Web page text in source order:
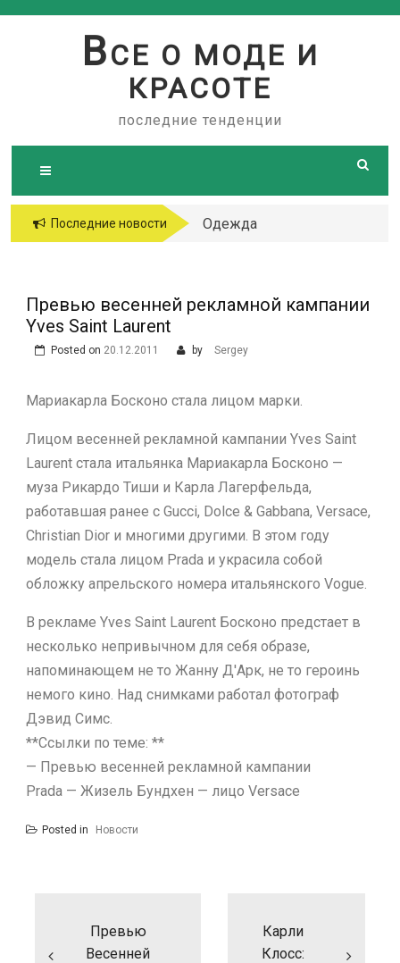
ВСЕ О МОДЕ И
КРАСОТЕ
последние тенденции
Последние новости
Одежда
Превью весенней рекламной кампании
Yves Saint Laurent
Posted on 20.12.2011 by Sergey
Мариакарла Босконо стала лицом марки.
Лицом весенней рекламной кампании Yves Saint
Laurent стала итальянка Мариакарла Босконо —
муза Рикардо Тиши и Карла Лагерфельда,
работавшая ранее с Gucci, Dolce & Gabbana, Versace,
Christian Dior и многими другими. В этом году
модель стала лицом Prada и украсила собой
обложку апрельского номера итальянского Vogue.
В рекламе Yves Saint Laurent Босконо предстает в
несколько непривычном для себя образе,
напоминающем не то Жанну Д'Арк, не то героинь
немого кино. Над снимками работал фотограф
Дэвид Симс.
**Ссылки по теме: **
— Превью весенней рекламной кампании
Prada — Жизель Бундхен — лицо Versace
Posted in Новости
записямПревью
Весенней
Карли
Клосс: